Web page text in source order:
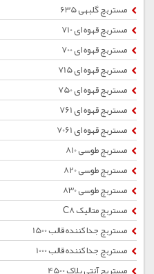
مستربچ گلبهی 635
مستربچ قهوه ای 710
مستربچ قهوه ای 700
مستربچ قهوه ای 715
مستربچ قهوه ای 750
مستربچ قهوه ای 761
مستربچ قهوه ای 7061
مستربچ طوسی 810
مستربچ طوسی 820
مستربچ طوسی 830
مستربچ متالیک C8
مستربچ جداکننده قالب 1500
مستربچ جداکننده قالب 1000